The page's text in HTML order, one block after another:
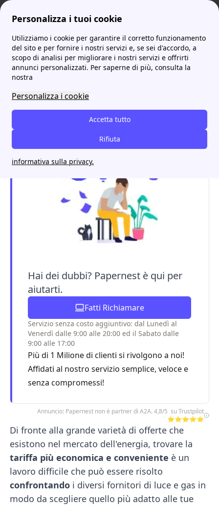
Personalizza i tuoi cookie
Utilizziamo i cookie per garantire il corretto funzionamento
del sito e per fornire i nostri servizi e, se sei d'accordo, a
scopo di analisi per migliorare i nostri servizi e offrirti
annunci personalizzati. Per saperne di più, consulta la
nostra
Personalizza i cookie
Accetta tutto
Rifiuta
informativa sulla privacy.
ProntoBolletta Confronto Fornitori Luce Confronta due dei principali fornitori del mercato italiano dell'energia: A2A e Axpo
Confronta due dei
principali fornitori del
mercato italiano
dell'energia: A2A e Axpo
Hai dei dubbi? Papernest è qui per
aiutarti.
Fatti Richiamare
Servizio senza costo aggiuntivo: dal Lunedì al
Venerdì dalle 9:00 alle 20:00 ed il Sabato dalle
9:00 alle 17:00
Più di 1 Milione di clienti si rivolgono a noi!
Affidati al nostro servizio semplice, veloce e
senza compromessi!
Annuncio: Papernest non è partner di A2A. 4,8/5 su Trustpilot
⭐⭐⭐⭐⭐
Di fronte alla grande varietà di offerte che
esistono nel mercato dell'energia, trovare la
tariffa più economica e conveniente è un
lavoro difficile che può essere risolto
confrontando i diversi fornitori di luce e gas in
modo da scegliere quello più adatto alle tue